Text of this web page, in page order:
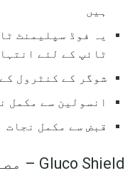
ہیں
ٹائپ کے لئے
شوگر کے کنٹرول
انسولین سے مکمل
قبض سے مکمل نجات
Gluco Shield – مصنوعات کے فوائد